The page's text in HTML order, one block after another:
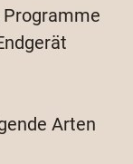
Arten